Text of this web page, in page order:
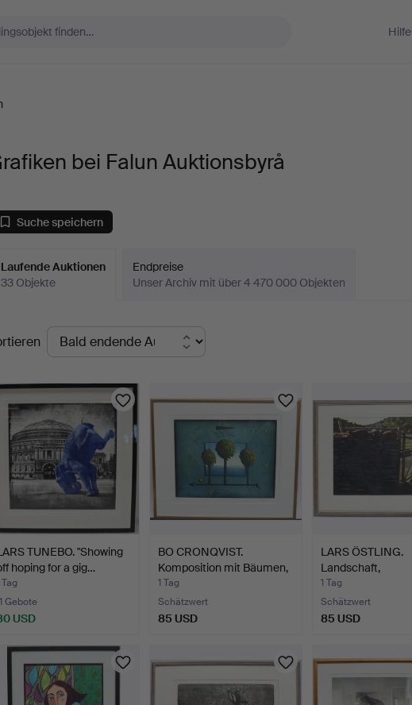
Hilfe
bei Falun Auktionsbyrå
Suche speichern
Laufende Auktionen
33 Objekte
Endpreise
Unser Archiv mit über 4 470 000 Objekten
TUNEBO. "Showing
hoping for a gig…
Tag
Gebote
USD
BO CRONQVIST.
Komposition mit Bäumen,
Farb…
1 Tag
Schätzwert
85 USD
LARS ÖSTLING.
Landschaft,
Farbradierung, s…
1 Tag
Schätzwert
85 USD